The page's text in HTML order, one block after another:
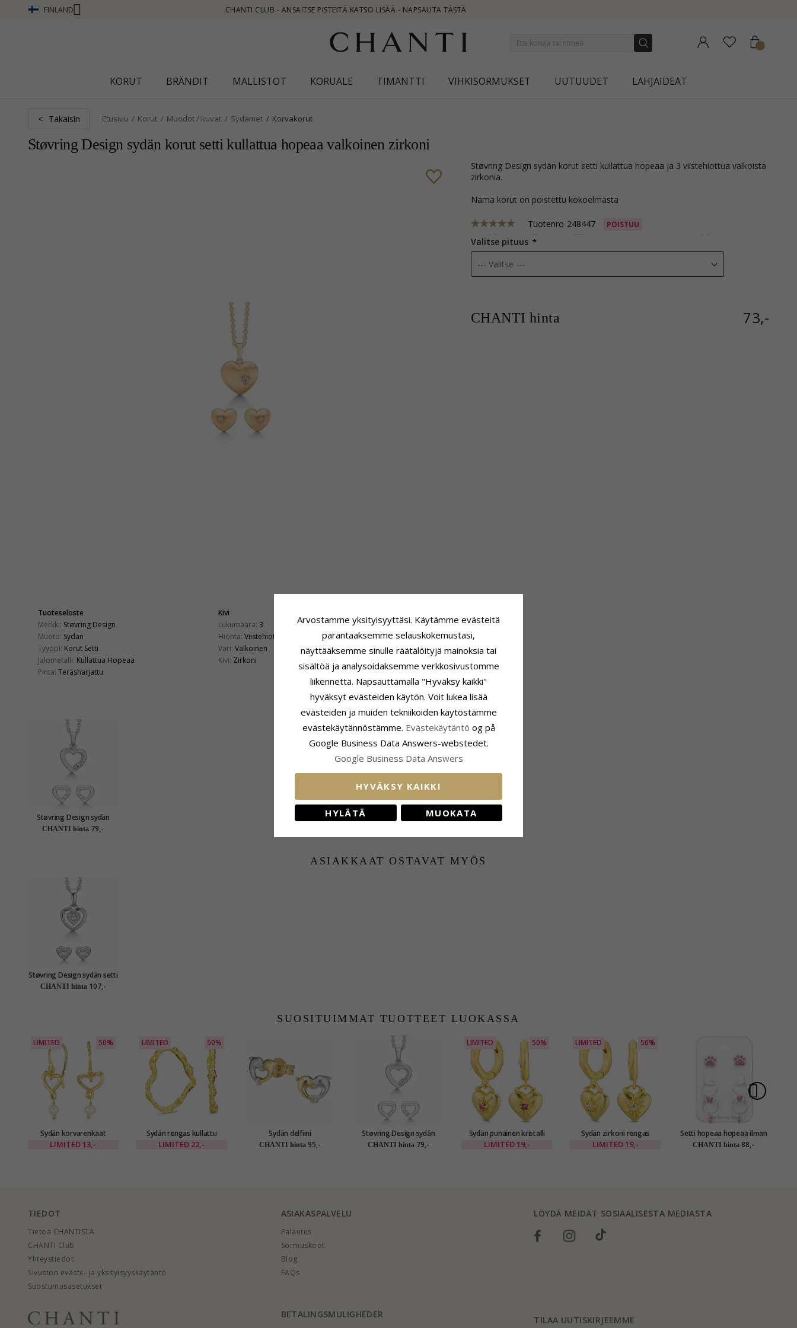
FINLAND
- ANSAITSE PISTEITÄ KATSO LISÄÄ - NAPSAUTA TÄSTÄ
KORUT BRÄNDIT MALLISTOT KORUALE TIMANTTI VIHKISORMUKSET UUTUUDET LAHJAIDEAT
< Takaisin Etusivu Korut Muodot / kuvat Sydämet Korvakorut
Støvring Design sydän korut setti kullattua hopeaa valkoinen zirkoni
Støvring Design sydän korut setti kullattua hopeaa ja 3 viistehiottua valkoista
zirkonia.
Nämä korut on poistettu kokoelmasta
Tuotenro 248447 POISTUU
Valitse pituus
CHANTI hinta 73,-
Tuoteseloste
Merkki: Støvring Design
Muoto: Sydän
Tyyppi: Korut Setti
Jalometalli: Kullattua Hopeaa
Pinta: Teräsharjattu
Kivi
Lukumäärä: 3
Hionta: Viistehiottu
Väri: Valkoinen
Kivi: Zirkoni
Toimitusaika: 4-5 Arkipäivä
LIITTYVÄT TUOTTEET
Støvring Design sydän
korut setti rodinoitua
CHANTI hinta 79,-
ASIAKKAAT OSTAVAT MYÖS
Støvring Design sydän setti
korvakorut ja kaulaketjut
CHANTI hinta 107,-
SUOSITUIMMAT TUOTTEET LUOKASSA
LIMITED 50%
Sydän korvarenkaat
kullattu messinki - Eliné
LIMITED 13,-
LIMITED 50%
Sydän rengas kullattu
messinki - Eliné
LIMITED 22,-
Sydän delfiini
nappikorvakorut 9 karaatin
CHANTI hinta 95,-
Støvring Design sydän
korut setti rodinoitua
CHANTI hinta 79,-
LIMITED 50%
Sydän punainen kristalli
rengas kullattu messinki -LIMITED 19,-
LIMITED 50%
Sydän zirkoni rengas
kullattu messinki - Eliné
LIMITED 19,-
Setti hopeaa hopeaa ilman
ketjua
CHANTI hinta 88,-
TIEDOT
Tietoa CHANTISTA
CHANTI Club
Yhteystiedot
Sivuston eväste- ja yksityisyyskäytäntö
Suostumusasetukset
ASIAKASPALVELU
Palautus
Sormuskoot
Blog
FAQs
LÖYDÄ MEIDÄT SOSIAALISESTA MEDIASTA
BETALINGSMULIGHEDER
TILAA UUTISKIRJEEMME
Arvostamme yksityisyyttäsi. Käytämme evästeitä
parantaaksemme selauskokemustasi,
näyttääksemme sinulle räätälöityjä mainoksia tai
sisältöä ja analysoidaksemme verkkosivustomme
liikennettä. Napsauttamalla "Hyväksy kaikki"
hyväksyt evästeiden käytön. Voit lukea lisää
evästeiden ja muiden tekniikoiden käytöstämme
evästekäytännöstämme. Evästekäytäntö og på
Google Business Data Answers-webstedet.
Google Business Data Answers
HYVÄKSY KAIKKI
HYLÄTÄ MUOKATA